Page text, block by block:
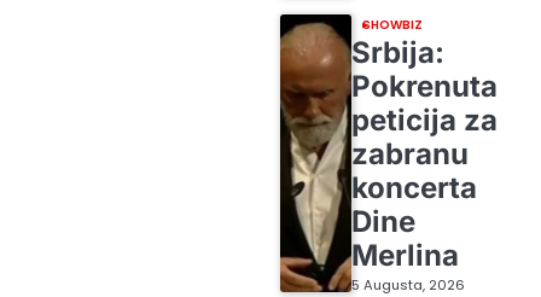
SHOWBIZ
Srbija:
Pokrenuta
peticija za
zabranu
koncerta
Dine
Merlina
5 Augusta, 2026